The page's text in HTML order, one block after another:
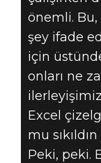
önemli.
şey ifade
için
onları ne
Excel
mu
Peki, peki.